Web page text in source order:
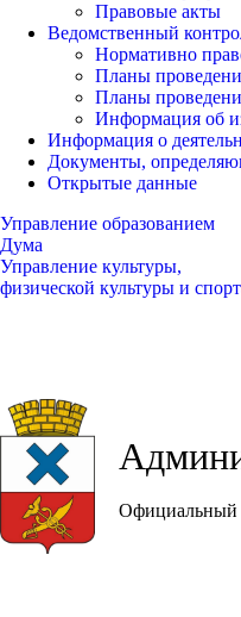
Правовые акты
Ведомственный
Нормативно
Планы
Планы
Информация об
Информация о
Документы,
Открытые данные
Управление образованием
Дума
Управление культуры,
физической культуры и
Официальный